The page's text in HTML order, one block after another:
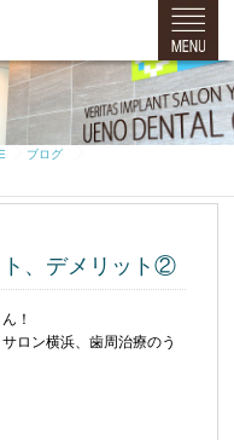
ブログ
ト、デメリット②
！
ロン横浜、歯周治療のう